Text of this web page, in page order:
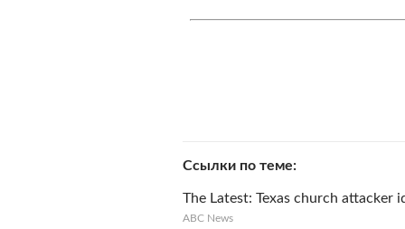
Ссылки по теме
The Latest: Texas church attacker
ABC News